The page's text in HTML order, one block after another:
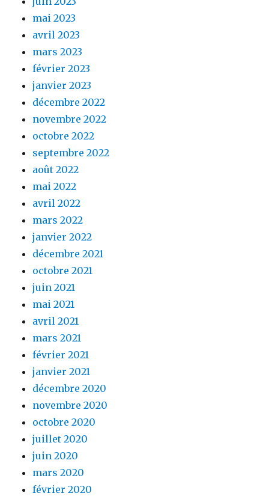
mai 2023
avril 2023
mars 2023
février 2023
janvier 2023
décembre 2022
novembre 2022
octobre 2022
septembre 2022
août 2022
mai 2022
avril 2022
mars 2022
janvier 2022
décembre 2021
octobre 2021
juin 2021
mai 2021
avril 2021
mars 2021
février 2021
janvier 2021
décembre 2020
novembre 2020
octobre 2020
juillet 2020
juin 2020
mars 2020
février 2020